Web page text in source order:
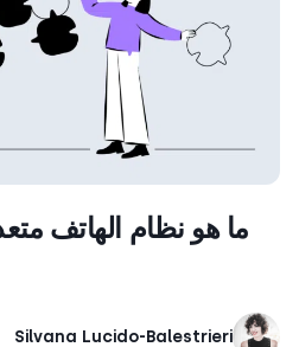
ما هو نظام الهاتف
Silvana Lucido-Balestrieri